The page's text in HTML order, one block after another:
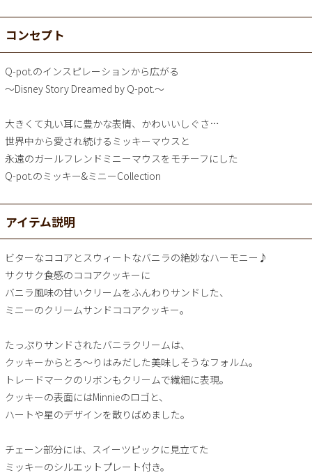
コンセプト
Q-pot.のインスピレーションから広がる
～Disney Story Dreamed by Q-pot.～
大きくて丸い耳に豊かな表情、かわいいしぐさ…
世界中から愛され続けるミッキーマウスと
永遠のガールフレンドミニーマウスをモチーフにした
Q-pot.のミッキー&ミニーCollection
アイテム説明
ビターなココアとスウィートなバニラの絶妙なハーモニー♪
サクサク食感のココアクッキーに
バニラ風味の甘いクリームをふんわりサンドした、
ミニーのクリームサンドココアクッキー。
たっぷりサンドされたバニラクリームは、
クッキーからとろ～りはみだした美味しそうなフォルム。
トレードマークのリボンもクリームで繊細に表現。
クッキーの表面にはMinnieのロゴと、
ハートや星のデザインを散りばめました。
チェーン部分には、スイーツピックに見立てた
ミッキーのシルエットプレート付き。